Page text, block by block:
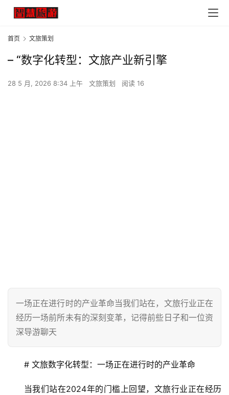
首页 文旅策划
– “数字化转型：文旅产业新引擎
28 5 月, 2026 8:34 上午 文旅策划 阅读 16
一场正在进行时的产业革命当我们站在，文旅行业正在
经历一场前所未有的深刻变革，记得前些日子和一位资
深导游聊天
# 文旅数字化转型：一场正在进行时的产业革命
当我们站在2024年的门槛上回望，文旅行业正在经历